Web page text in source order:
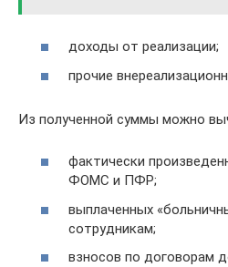
доходы от реализации;
прочие
Из полученной суммы можно
фактически
ФОМС и ПФР;
выплаченных
сотрудникам;
взносов по договорам